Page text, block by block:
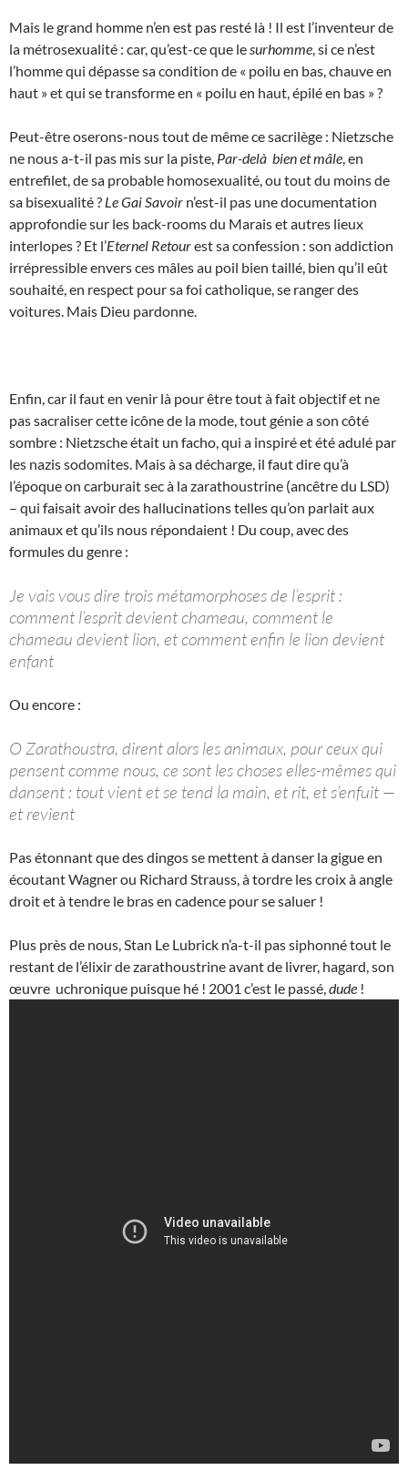
Mais le grand homme n’en est pas resté là ! Il est l’inventeur de
la métrosexualité : car, qu’est-ce que lesurhomme, si ce n’est
l’homme qui dépasse sa condition de « poilu en bas, chauve en
haut » et qui se transforme en « poilu en haut, épilé en bas » ?
Peut-être oserons-nous tout de même ce sacrilège : Nietzsche
ne nous a-t-il pas mis sur la piste, Par-delà bien et mâle, en
entrefilet, de sa probable homosexualité, ou tout du moins de
sa bisexualité ? Le Gai Savoir n’est-il pas une documentation
approfondie sur les back-rooms du Marais et autres lieux
interlopes ? Et l’Eternel Retourest sa confession : son addiction
irrépressible envers ces mâles au poil bien taillé, bien qu’il eût
souhaité, en respect pour sa foi catholique, se ranger des
voitures. Mais Dieu pardonne.
Enfin, car il faut en venir là pour être tout à fait objectif et ne
pas sacraliser cette icône de la mode, tout génie a son côté
sombre : Nietzsche était un facho, qui a inspiré et été adulé par
les nazis sodomites. Mais à sa décharge, il faut dire qu’à
l’époque on carburait sec à la zarathoustrine (ancêtre du LSD)
– qui faisait avoir des hallucinations telles qu’on parlait aux
animaux et qu’ils nous répondaient ! Du coup, avec des
formules du genre :
Je vais vous dire trois métamorphoses de l’esprit :
comment l’esprit devient chameau, comment le
chameau devient lion, et comment enfin le lion devient
enfant
Ou encore :
O Zarathoustra, dirent alors les animaux, pour ceux qui
pensent comme nous, ce sont les choses elles-mêmes qui
dansent : tout vient et se tend la main, et rit, et s’enfuit —
et revient
Pas étonnant que des dingos se mettent à danser la gigue en
écoutant Wagner ou Richard Strauss, à tordre les croix à angle
droit et à tendre le bras en cadence pour se saluer !
Plus près de nous, Stan Le Lubrick n’a-t-il pas siphonné tout le
restant de l’élixir de zarathoustrine avant de livrer, hagard, son
œuvre uchronique puisque hé ! 2001 c’est le passé,dude !